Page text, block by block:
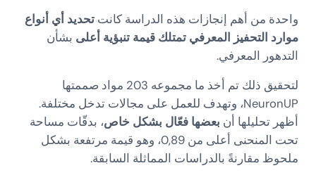
واحدة من أهم إنجازات هذه الدراسة كانت تحديد أي أنواع
موارد التحفيز المعرفي تمتلك قيمة تنبؤية أعلى بشأن
التدهور المعرفي.
لتحقيق ذلك تم أخذ ما مجموعه 203 مواد صممتها
NeuronUP، وتهدف للعمل على مجالات تدخل مختلفة.
أظهر تحليلها أن بعضها فعّال بشكل خاص، بدقّات مساحة
تحت المنحنى أعلى من 0,89، وهو قيمة مرتفعة بشكل
ملحوظ مقارنةً بالدراسات المماثلة السابقة.